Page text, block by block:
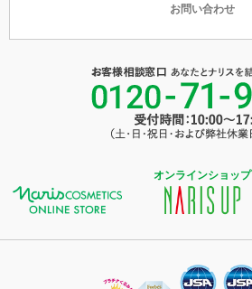
お問い合わせ
オンラインショップ